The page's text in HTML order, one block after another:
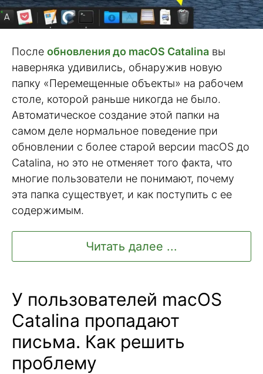
После обновления до macOS Catalina вы
наверняка удивились, обнаружив новую
папку «Перемещенные объекты» на рабочем
столе, которой раньше никогда не было.
Автоматическое создание этой папки на
самом деле нормальное поведение при
обновлении с более старой версии macOS до
Catalina, но это не отменяет того факта, что
многие пользователи не понимают, почему
эта папка существует, и как поступить с ее
содержимым.
Читать далее ...
У пользователей macOS
Catalina пропадают
письма. Как решить
проблему